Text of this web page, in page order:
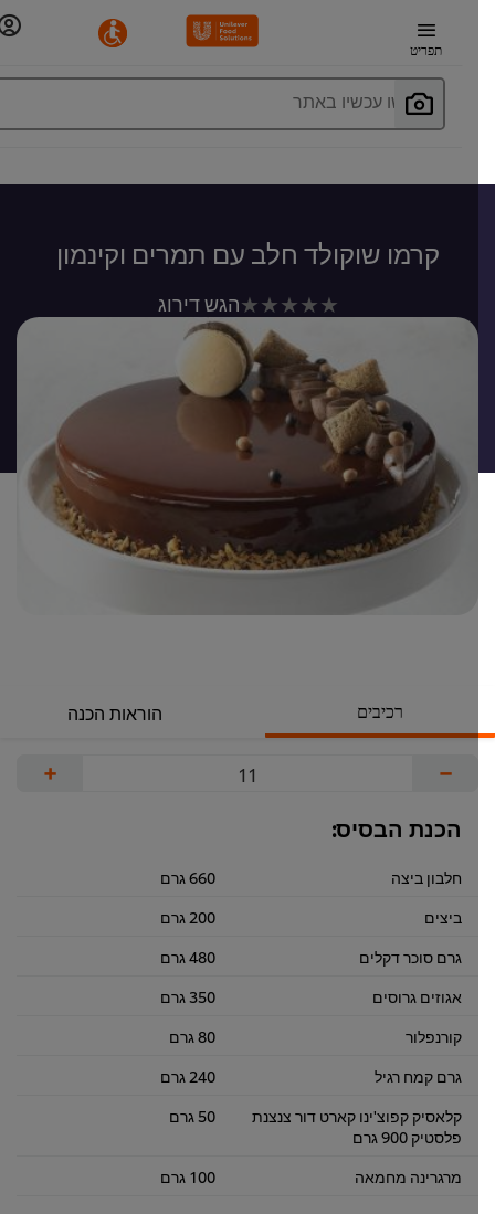
תפריט
חפשו עכשיו באתר
קרמו שוקולד חלב עם תמרים וקינמון
לא
נשלחו
דירוגים
עבור
recipe
זה
הגש דירוג
רכיבים הוראות הכנה
הכנת הבסיס:
חלבון ביצה
660 גרם
ביצים
200 גרם
גרם סוכר דקלים
480 גרם
אגוזים גרוסים
350 גרם
קורנפלור
80 גרם
גרם קמח רגיל
240 גרם
קלאסיק קפוצ'ינו קארט דור צנצנת
פלסטיק 900 גרם
50 גרם
מרגרינה מחמאה 100 גרם